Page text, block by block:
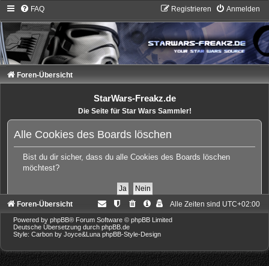
FAQ Anmelden
Registrieren
Foren-Übersicht
StarWars-Freakz.de
Die Seite für Star Wars Sammler!
Alle Cookies des Boards löschen
Bist du dir sicher, dass du alle Cookies des Boards löschen
möchtest?
Foren-Übersicht Alle Zeiten sind UTC+02:00
Powered by phpBB® Forum Software © phpBB Limited
Deutsche Übersetzung durch phpBB.de
Style: Carbon by Joyce&Luna phpBB-Style-Design